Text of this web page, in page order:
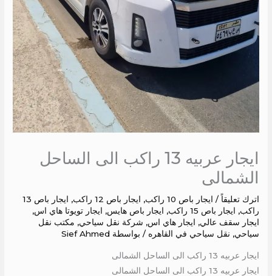
ايجار عربيه 13 راكب الى الساحل
الشمالى
اترك تعليقاً / ايجار باص 10 راكب , ايجار باص 12 راكب ,
ايجار باص 13
راكب, ايجار باص 15 راكب , ايجار باص هايس, ايجار تويوتا هاي اس,
ايجار سقف عالي, ايجار هاي اس, شركة نقل سياحي, مكتب نقل
سياحي, نقل سياحي في القاهره / بواسطة Sief Ahmed
ايجار عربيه 13 راكب الى الساحل الشمالى
ايجار عربيه 13 راكب الى الساحل الشمالى